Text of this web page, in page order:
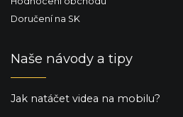
Doručení na SK
Naše návody a tipy
Jak natáčet videa na mobilu?